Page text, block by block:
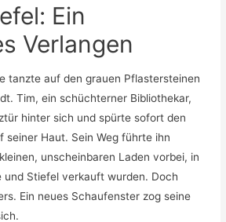
Ein
Verlangen
tanzte auf den grauen Pflastersteinen
Tim, ein schüchterner Bibliothekar,
hinter sich und spürte sofort den
seiner Haut. Sein Weg führte ihn
unscheinbaren Laden vorbei, in
und Stiefel verkauft wurden. Doch
Ein neues Schaufenster zog seine